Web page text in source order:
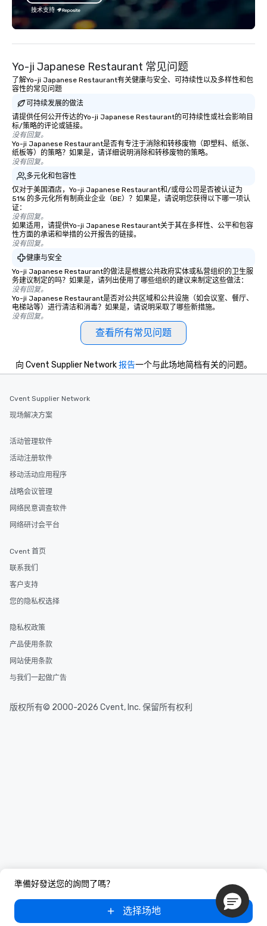
manages the full experience—from
planning and customization to
technology, staffing, and on-site
execution—making it easy for planners
impact events anywhere in the world.
We’re proud to be recognized as a
Cvent Top Vendor, trusted by event
professionals for our global reach,
flexibility, and reliable execution.
技术支持
Yo-ji Japanese Restaurant 常见问题
了解Yo-ji Japanese Restaurant有关健康与安全、可持续性以及多样性和包
容性的常见问题
可持续发展的做法
请提供任何公开传达的Yo-ji Japanese Restaurant的可持续性或社会影响目
标/策略的评论或链接。
没有回复。
Yo-ji Japanese Restaurant是否有专注于消除和转移废物（即塑料、纸张、
纸板等）的策略？如果是，请详细说明消除和转移废物的策略。
没有回复。
多元化和包容性
仅对于美国酒店，Yo-ji Japanese Restaurant和/或母公司是否被认证为
51% 的多元化所有制商业企业（BE）？如果是，请说明您获得以下哪一项认
证：
没有回复。
如果适用，请提供Yo-ji Japanese Restaurant关于其在多样性、公平和包容
性方面的承诺和举措的公开报告的链接。
没有回复。
健康与安全
Yo-ji Japanese Restaurant的做法是根据公共政府实体或私营组织的卫生服
务建议制定的吗？如果是，请列出使用了哪些组织的建议来制定这些做法：
没有回复。
Yo-ji Japanese Restaurant是否对公共区域和公共设施（如会议室、餐厅、
电梯站等）进行清洁和消毒？如果是，请说明采取了哪些新措施。
没有回复。
查看所有常见问题
準備好發送您的詢問了嗎？
选择场地
向 Cvent Supplier Network报告一个与此场地简档有关的问题。
Cvent Supplier Network
现场解决方案
活动管理软件
活动注册软件
移动活动应用程序
战略会议管理
网络民意调查软件
网络研讨会平台
Cvent 首页
联系我们
客户支持
您的隐私权选择
隐私权政策
产品使用条款
网站使用条款
与我们一起做广告
版权所有© 2000-2026 Cvent, Inc. 保留所有权利